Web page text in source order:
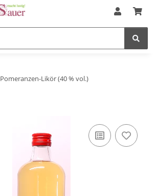
Pomeranzen-Likör (40 % vol.)